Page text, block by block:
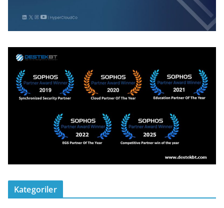
Kategoriler